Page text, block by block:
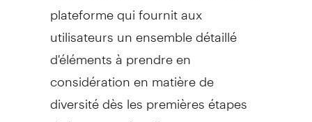
plateforme qui fournit aux
utilisateurs un ensemble détaillé
d'éléments à prendre en
considération en matière de
diversité dès les premières étapes